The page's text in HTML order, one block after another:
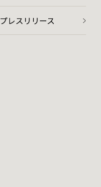
プレスリリース